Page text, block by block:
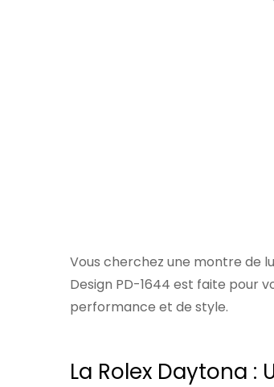
Vous cherchez une montre de
Design PD-1644 est faite pour
performance et de style.
La Rolex Daytona :